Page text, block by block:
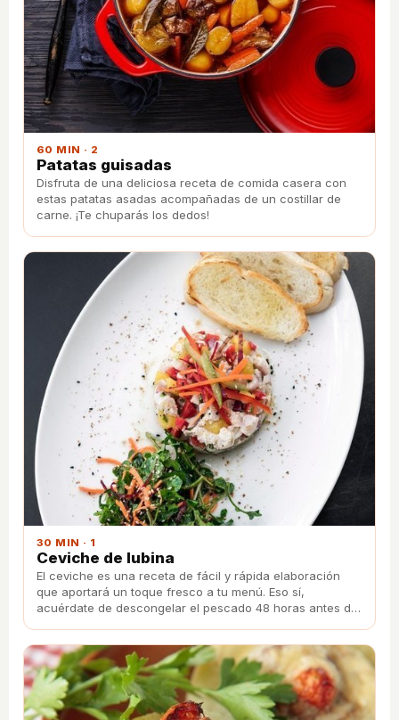
60 MIN · 2
Patatas guisadas
Disfruta de una deliciosa receta de comida casera con
estas patatas asadas acompañadas de un costillar de
carne. ¡Te chuparás los dedos!
30 MIN · 1
Ceviche de lubina
El ceviche es una receta de fácil y rápida elaboración
que aportará un toque fresco a tu menú. Eso sí,
acuérdate de descongelar el pescado 48 horas antes de